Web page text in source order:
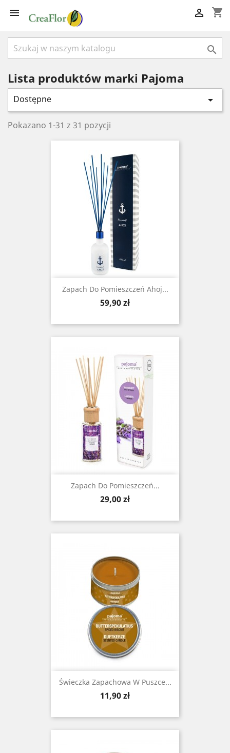
 shopping_cart


Lista produktów marki Pajoma
Dostępne 
Pokazano 1-31 z 31 pozycji
Zapach Do Pomieszczeń Ahoj...
Cena
59,90 zł
Zapach Do Pomieszczeń...
Cena
29,00 zł
Świeczka Zapachowa W Puszce...
Cena
11,90 zł